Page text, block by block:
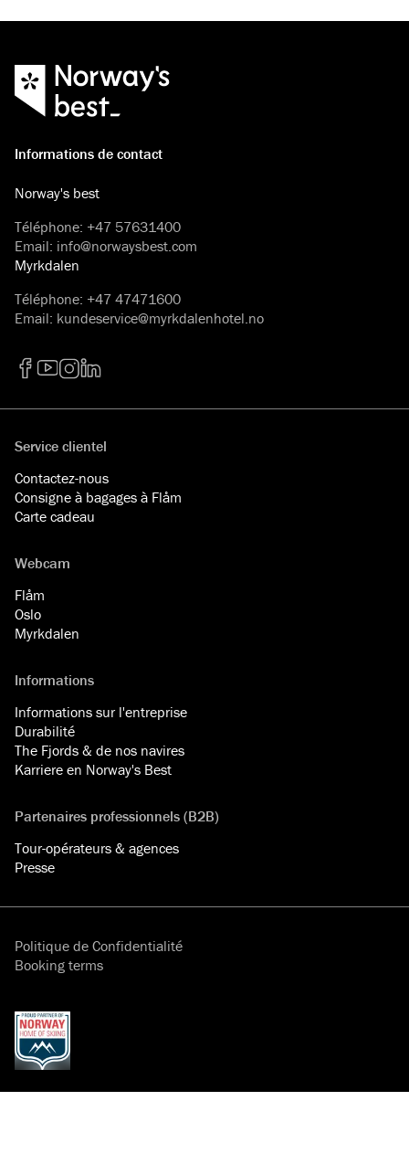
Informations de contact
Norway's best
Téléphone: +47 57631400
Email: info@norwaysbest.com
Myrkdalen
Téléphone: +47 47471600
Email: kundeservice@myrkdalenhotel.no
Service clientel
Contactez-nous
Consigne à bagages à Flåm
Carte cadeau
Webcam
Flåm
Oslo
Myrkdalen
Informations
Informations sur l'entreprise
Durabilité
The Fjords & de nos navires
Karriere en Norway's Best
Partenaires professionnels (B2B)
Tour-opérateurs & agences
Presse
Politique de Confidentialité
Booking terms